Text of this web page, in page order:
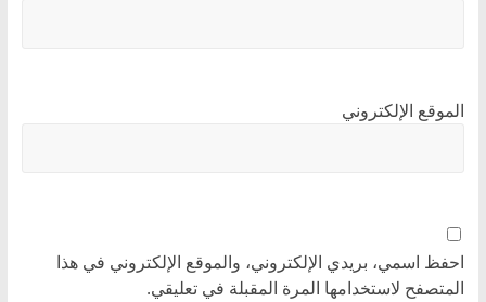
الموقع الإلكتروني
احفظ اسمي، بريدي الإلكتروني، والموقع الإلكتروني في هذا
المتصفح لاستخدامها المرة المقبلة في تعليقي.